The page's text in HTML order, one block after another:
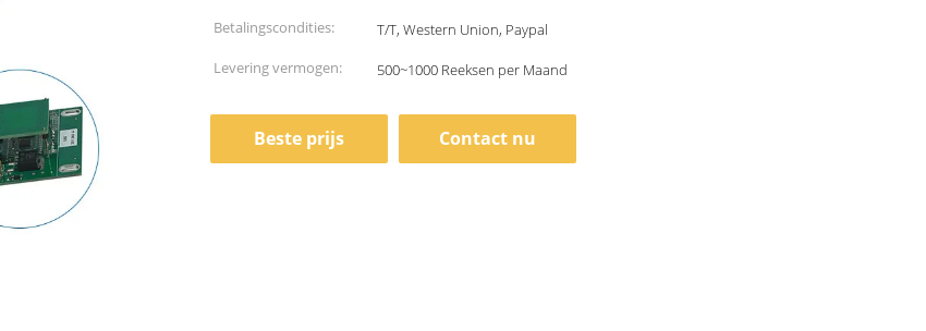
Betalingscondities:
T/T, Western Union, Paypal
Levering vermogen:
500~1000 Reeksen per Maand
Beste prijs Contact nu